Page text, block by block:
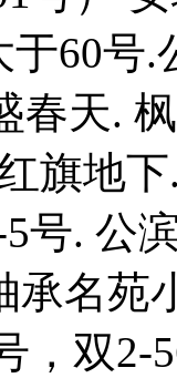
60号
春天.
旗地
号. 公
承名苑
，双2-